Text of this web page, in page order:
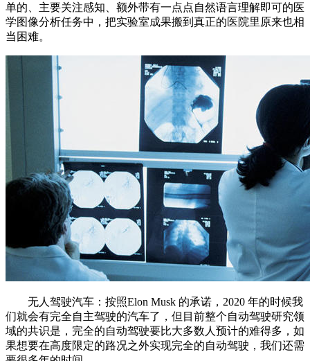
单的、主要关注感知、额外带有一点点自然语言理解即可的医
学图像分析任务中，把实验室成果搬到真正的医院里原来也相
当困难。
无人驾驶汽车：按照Elon Musk 的承诺，2020 年的时候我
们就会有完全自主驾驶的汽车了，但目前整个自动驾驶研究领
域的共识是，完全的自动驾驶要比大多数人预计的难得多，如
果想要在高度限定的路况之外实现完全的自动驾驶，我们还需